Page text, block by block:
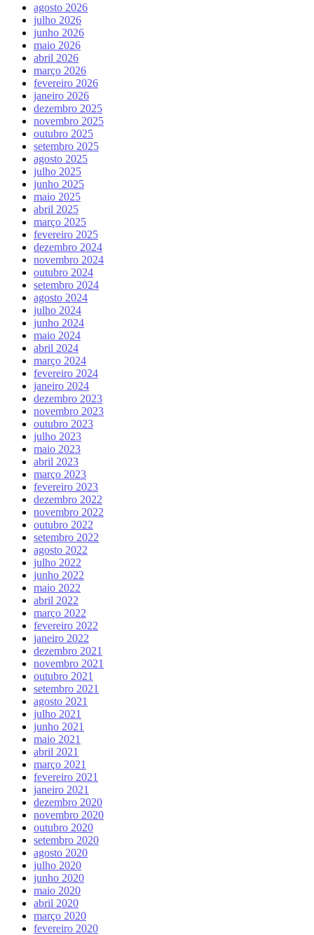
agosto 2026
julho 2026
junho 2026
maio 2026
abril 2026
março 2026
fevereiro 2026
janeiro 2026
dezembro 2025
novembro 2025
outubro 2025
setembro 2025
agosto 2025
julho 2025
junho 2025
maio 2025
abril 2025
março 2025
fevereiro 2025
dezembro 2024
novembro 2024
outubro 2024
setembro 2024
agosto 2024
julho 2024
junho 2024
maio 2024
abril 2024
março 2024
fevereiro 2024
janeiro 2024
dezembro 2023
novembro 2023
outubro 2023
julho 2023
maio 2023
abril 2023
março 2023
fevereiro 2023
dezembro 2022
novembro 2022
outubro 2022
setembro 2022
agosto 2022
julho 2022
junho 2022
maio 2022
abril 2022
março 2022
fevereiro 2022
janeiro 2022
dezembro 2021
novembro 2021
outubro 2021
setembro 2021
agosto 2021
julho 2021
junho 2021
maio 2021
abril 2021
março 2021
fevereiro 2021
janeiro 2021
dezembro 2020
novembro 2020
outubro 2020
setembro 2020
agosto 2020
julho 2020
junho 2020
maio 2020
abril 2020
março 2020
fevereiro 2020